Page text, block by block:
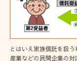
とはいえ家族信託を扱
産業などの民間企業の対